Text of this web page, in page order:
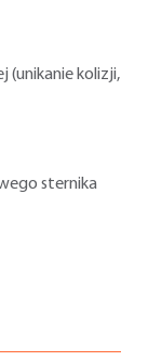
(unikanie kolizji,
sternika